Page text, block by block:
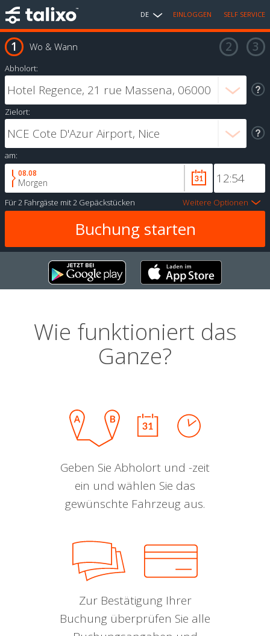
DE EINLOGGEN SELF SERVICE
Wo & Wann
Abholort:
Zielort:
am:
08.08
Morgen
Für2 Fahrgäste mit2 Gepäckstücken Weitere Optionen
Wie funktioniert das
Ganze?
Geben Sie Abholort und -zeit
ein und wählen Sie das
gewünschte Fahrzeug aus.
Zur Bestätigung Ihrer
Buchung überprüfen Sie alle